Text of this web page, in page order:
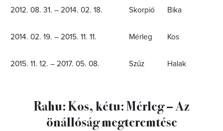
2012. 08. 31. – 2014. 02. 18. Skorpió Bika
2014. 02. 19. – 2015. 11. 11. Mérleg Kos
2015. 11. 12. – 2017. 05. 08. Szűz Halak
Rahu: Kos, kétu: Mérleg – Az
önállóság megteremtése